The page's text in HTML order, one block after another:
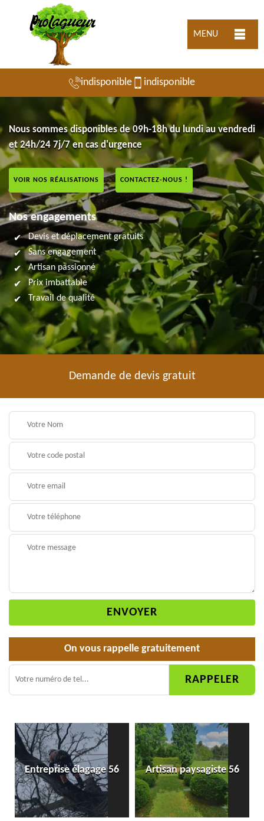
MENU
indisponible indisponible
Nous sommes disponibles de 09h-18h du lundi au vendredi
et 24h/24 7j/7 en cas d'urgence
VOIR NOS RÉALISATIONS CONTACTEZ-NOUS !
Nos engagements
Devis et déplacement gratuits
Sans engagement
Artisan passionné
Prix imbattable
Travail de qualité
Demande de devis gratuit
On vous rappelle gratuitement
Entreprise élagage 56 Artisan paysagiste 56